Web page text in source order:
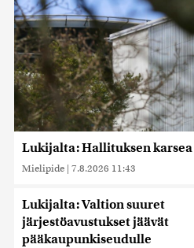
Lukijalta: Hallituksen
Mielipide | 7.8.2026 11:43
Lukijalta: Valtion suuret
järjestöavustukset jäävät
pääkaupunkiseudulle